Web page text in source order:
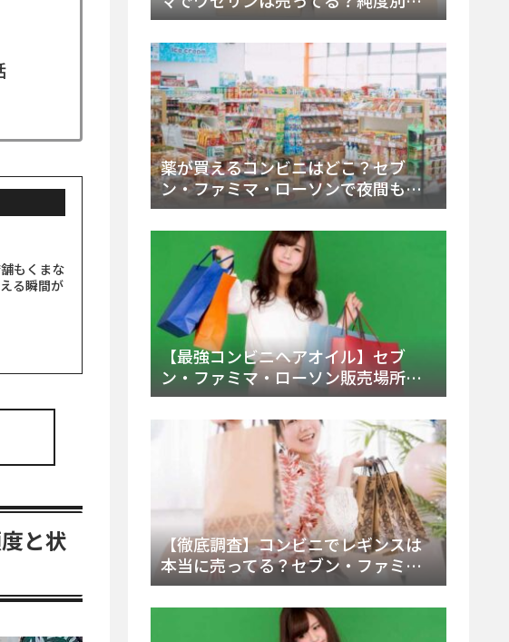
もくまな
る瞬間が
と状
すすめ品と販売場所を徹底まとめ
薬が買えるコンビニはどこ？セブ
ン・ファミマ・ローソンで夜間も買
える市販薬の種類と販売店の探し方
【2025年最新】
【最強コンビニヘアオイル】セブ
ン・ファミマ・ローソン販売場所
は？今すぐ買えるおすすめ市販品を
徹底調査！
【徹底調査】コンビニでレギンスは
本当に売ってる？セブン・ファミ
マ・ローソンの取扱店舗とメーカ
ー・内容物を詳しく調べてみた！